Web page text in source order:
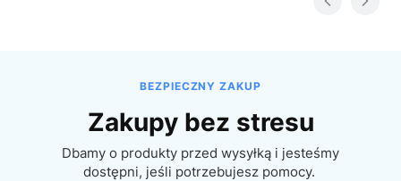
BEZPIECZNY ZAKUP
Zakupy bez stresu
Dbamy o produkty przed wysyłką i jesteśmy
dostępni, jeśli potrzebujesz pomocy.